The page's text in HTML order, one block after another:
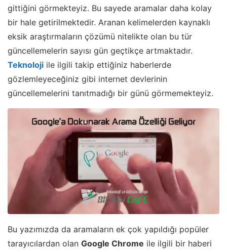
gittiğini görmekteyiz. Bu sayede aramalar daha kolay
bir hale getirilmektedir. Aranan kelimelerden kaynaklı
eksik araştırmaların çözümü nitelikte olan bu tür
güncellemelerin sayısı gün geçtikçe artmaktadır.
Teknoloji ile ilgili takip ettiğiniz haberlerde
gözlemleyeceğiniz gibi internet devlerinin
güncellemelerini tanıtmadığı bir günü görmemekteyiz.
Bu yazımızda da aramaların ek çok yapıldığı popüler
tarayıcılardan olan Google Chrome ile ilgili bir haberi